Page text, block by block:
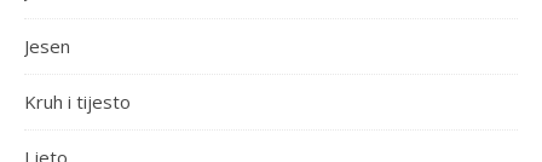
Jesen
Kruh i tijesto
Ljeto